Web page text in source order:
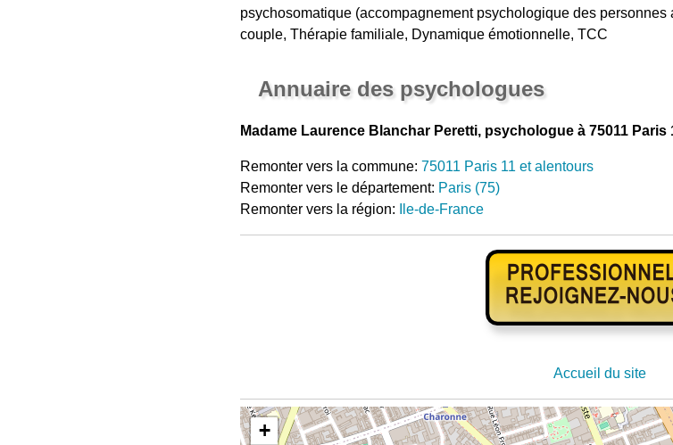
psychosomatique (accompagnement psychologique des
couple, Thérapie familiale, Dynamique émotionnelle, TCC
Annuaire des psychologues
Madame Laurence Blanchar Peretti, psychologue à 75011 Paris
Remonter vers la commune: 75011 Paris 11 et alentours
Remonter vers le département: Paris (75)
Remonter vers la région:
Ile-de-France
Accueil du site
+